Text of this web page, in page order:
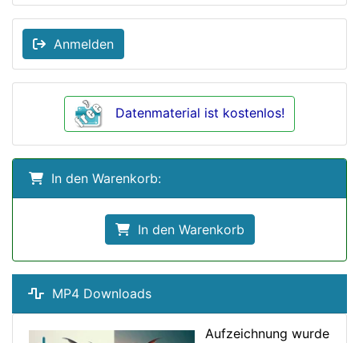
Anmelden
Datenmaterial ist kostenlos!
In den Warenkorb:
In den Warenkorb
MP4 Downloads
Aufzeichnung wurde